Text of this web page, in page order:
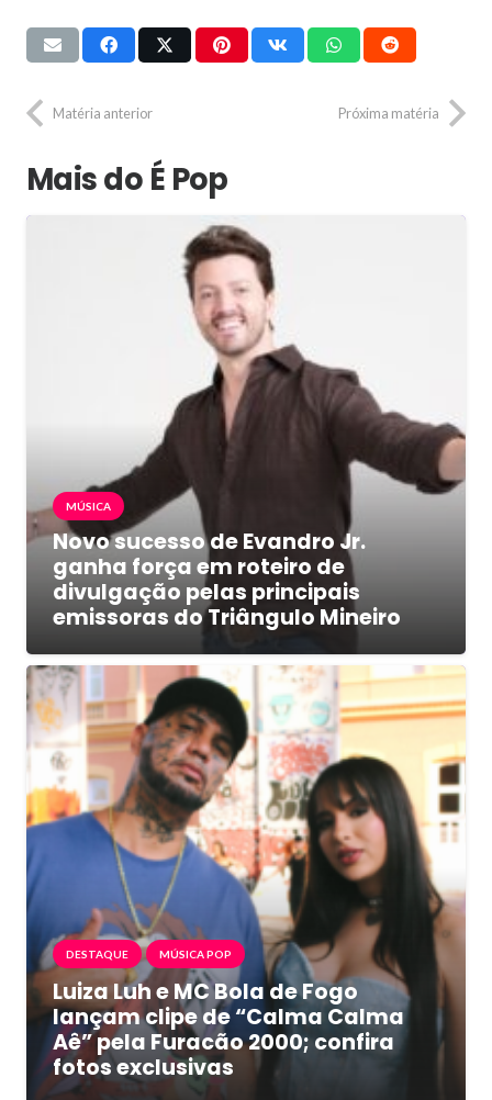
Matéria anterior Próxima matéria
Mais do É Pop
MÚSICA
Novo sucesso de Evandro Jr.
ganha força em roteiro de
divulgação pelas principais
emissoras do Triângulo Mineiro
DESTAQUE MÚSICA POP
Luiza Luh e MC Bola de Fogo
lançam clipe de “Calma Calma
Aê” pela Furacão 2000; confira
fotos exclusivas